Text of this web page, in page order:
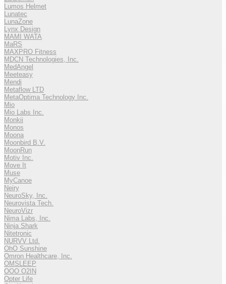
Lumos Helmet
Lunatec
LunaZone
Lynx Design
MAMI WATA
MaRS
MAXPRO Fitness
MDCN Technologies, Inc.
MedAngel
Meeteasy
Mendi
Metaflow LTD
MetaOptima Technology Inc.
Mio
Mio Labs Inc.
Monkii
Monos
Moona
Moonbird B.V.
MoonRun
Motiv Inc.
Move It
Muse
MyCanoe
Neiry
NeuroSky, Inc.
Neurovista Tech.
NeuroVizr
Nima Labs, Inc.
Ninja Shark
Nitetronic
NURVV Ltd.
OhO Sunshine
Omron Healthcare, Inc.
OMSLEEP
OOO O2IN
Opter Life